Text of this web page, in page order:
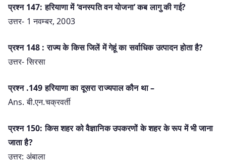
प्रश्न 147: हरियाणा में ‘वनस्पति वन योजना’ कब लागु की गई?
उत्तर- 1 नवम्बर, 2003
प्रश्न 148 : राज्य के किस जिलें में गेहूं का सर्वाधिक उत्पादन होता है?
उत्तर- सिरसा
प्रश्‍न .149 हरियाणा का दूसरा राज्यपाल कौन था –
Ans. बी.एन.चक्रवर्ती
प्रश्न 150: किस शहर को वैज्ञानिक उपकरणों के शहर के रूप में भी जाना
जाता है?
उत्तर: अंबाला